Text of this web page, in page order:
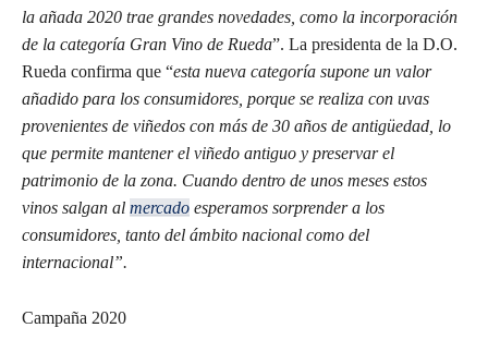
la añada 2020 trae grandes novedades, como la incorporación
de la categoría Gran Vino de Rueda”. La presidenta de la D.O.
Rueda confirma que “esta nueva categoría supone un valor
añadido para los consumidores, porque se realiza con uvas
provenientes de viñedos con más de 30 años de antigüedad, lo
que permite mantener el viñedo antiguo y preservar el
patrimonio de la zona. Cuando dentro de unos meses estos
vinos salgan al mercado esperamos sorprender a los
consumidores, tanto del ámbito nacional como del
internacional”.
Campaña 2020